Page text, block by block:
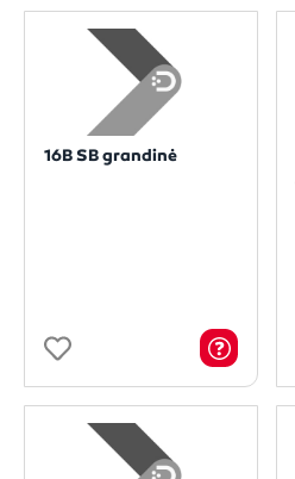
16B SB grandinė